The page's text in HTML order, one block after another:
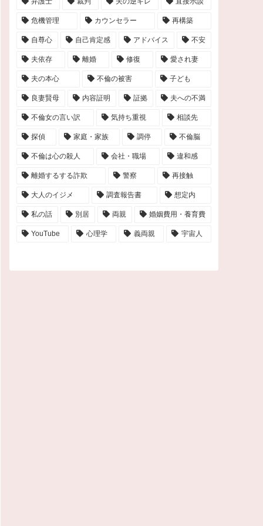
危機管理 カウンセラー 再構築
自尊心 自己肯定感 アドバイス 不安
夫依存 離婚 修復 愛され妻
夫の本心 不倫の被害 子ども
良妻賢母 内容証明 証拠 夫への不満
不倫女の言い訳 気持ち重視 相談先
探偵 家庭・家族 調停 不倫脳
不倫は心の殺人 会社・職場 違和感
離婚するする詐欺 警察 再接触
大人のイジメ 調査報告書 想定内
私の話 別居 両親 婚姻費用・養育費
YouTube 心理学 義両親 宇宙人